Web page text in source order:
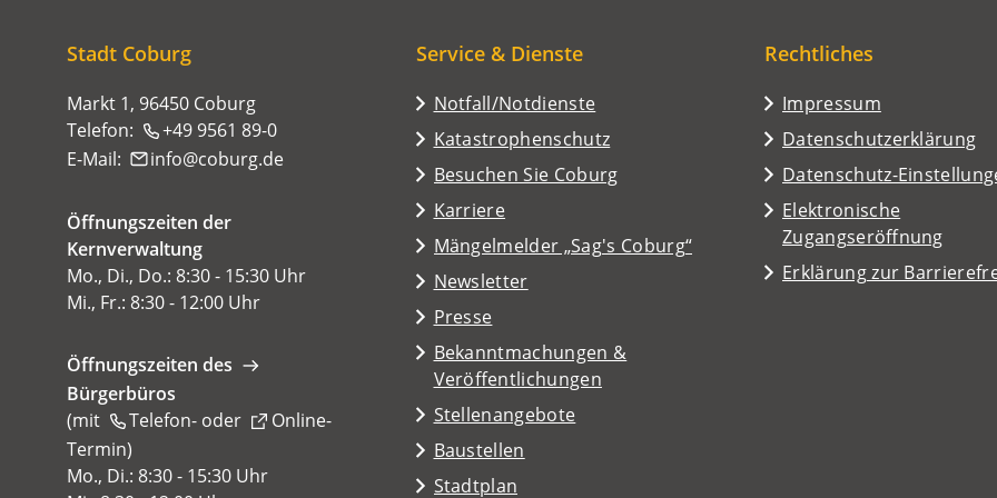
hier:
Stadt Coburg
Markt 1, 96450 Coburg
Telefon:
+49 9561 89-0
E-Mail:
info coburg de
Öffnungszeiten der
Kernverwaltung
Mo., Di., Do.: 8:30 - 15:30 Uhr
Mi., Fr.: 8:30 - 12:00 Uhr
Öffnungszeiten des
Bürgerbüros
(mit
Telefon- oder
Online-
Termin
(Öffnet
in
)
Mo., Di.: 8:30 - 15:30 Uhr
Service & Dienste
Notfall/Notdienste
Katastrophenschutz
Besuchen Sie Coburg
(Öffnet
in
neuen
Tab)
Karriere
Mängelmelder „Sag's Coburg“
(Öffnet
in
neuen
Tab)
Newsletter
Presse
Bekanntmachungen &
Veröffentlichungen
Stellenangebote
Baustellen
Stadtplan
(Öffnet
Rechtliches
Impressum
Datenschutzerklärung
Datenschutz-
Elektronische
Zugangseröffnung
Erklärung zur